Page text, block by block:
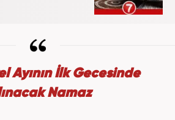
Ayının İlk Gecesinde
Namaz